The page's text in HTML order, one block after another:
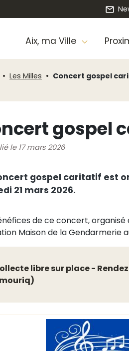
Aix, ma Ville
Les Milles Concert gospel
gospel
le 17 mars 2026
gospel caritatif est
21 mars 2026.
de ce concert,
Maison de la Gendarmerie
libre sur place -